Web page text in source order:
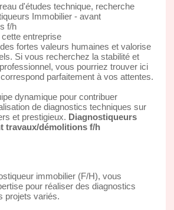
d'études technique, recherche
Immobilier - avant
f/h
entreprise
fortes valeurs humaines et valorise
Si vous recherchez la stabilité et
vous pourriez trouver ici
parfaitement à vos attentes.
dynamique pour contribuer
de diagnostics techniques sur
et prestigieux. Diagnostiqueurs
travaux/démolitions f/h
immobilier (F/H), vous
pour réaliser des diagnostics
projets variés.